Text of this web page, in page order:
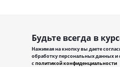
Будьте всегда в
Нажимая на кнопку вы даете
обработку персональных данных и
сполитикой конфиденциальности